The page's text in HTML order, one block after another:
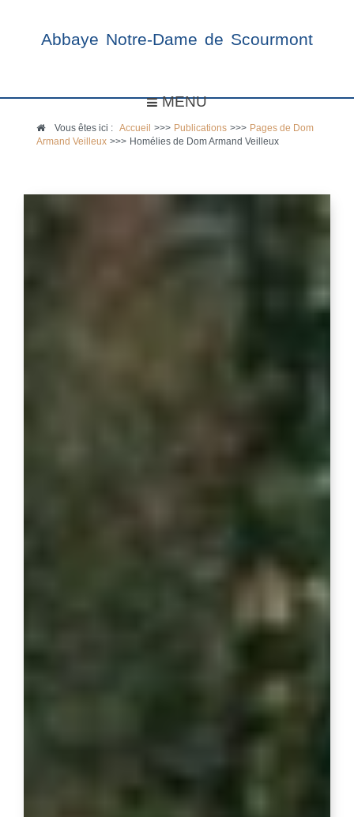
Abbaye Notre-Dame de Scourmont
MENU
Vous êtes ici :Accueil >>> Publications >>> Pages de Dom
Armand Veilleux >>> Homélies de Dom Armand Veilleux